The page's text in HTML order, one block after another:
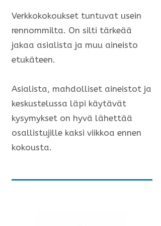
Verkkokokoukset tuntuvat usein
rennommilta. On silti tärkeää
jakaa asialista ja muu aineisto
etukäteen.
Asialista, mahdolliset aineistot ja
keskustelussa läpi käytävät
kysymykset on hyvä lähettää
osallistujille kaksi viikkoa ennen
kokousta.